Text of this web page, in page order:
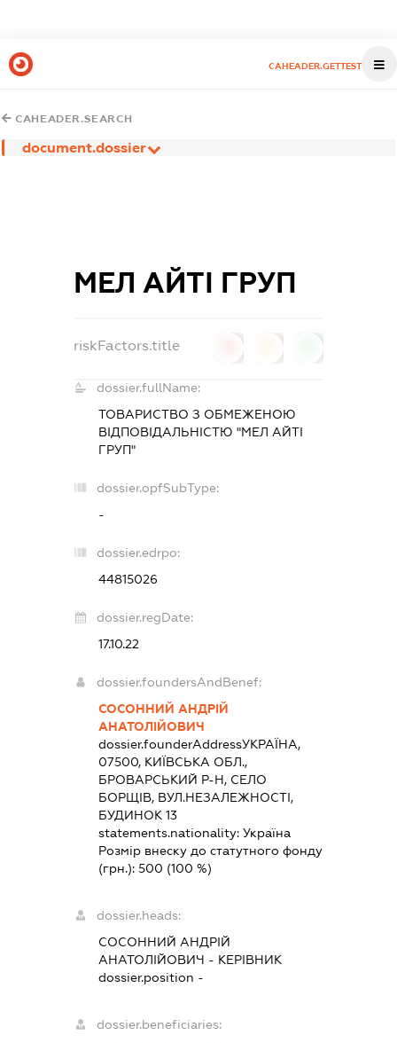
CAHEADER.GETTEST
CAHEADER.SEARCH
document.dossier
МЕЛ АЙТІ ГРУП
riskFactors.title
dossier.fullName:
ТОВАРИСТВО З ОБМЕЖЕНОЮ
ВІДПОВІДАЛЬНІСТЮ "МЕЛ АЙТІ
ГРУП"
dossier.opfSubType:
-
dossier.edrpo:
44815026
dossier.regDate:
17.10.22
dossier.foundersAndBenef:
СОСОННИЙ АНДРІЙ
АНАТОЛІЙОВИЧ
dossier.founderAddressУКРАЇНА,
07500, КИЇВСЬКА ОБЛ.,
БРОВАРСЬКИЙ Р-Н, СЕЛО
БОРЩІВ, ВУЛ.НЕЗАЛЕЖНОСТІ,
БУДИНОК 13
statements.nationality:Україна
Розмір внеску до статутного фонду
(грн.):500 (100 %)
dossier.heads:
СОСОННИЙ АНДРІЙ
АНАТОЛІЙОВИЧ - КЕРІВНИК
dossier.position -
dossier.beneficiaries: